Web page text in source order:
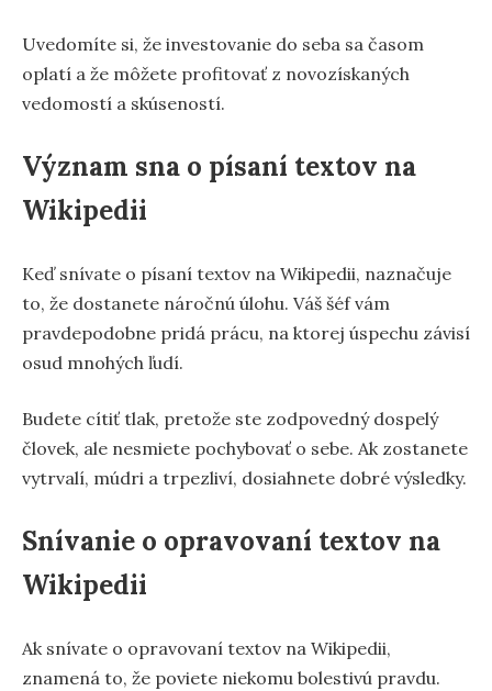
Uvedomíte si, že investovanie do seba sa časom
oplatí a že môžete profitovať z novozískaných
vedomostí a skúseností.
Význam sna o písaní textov na
Wikipedii
Keď snívate o písaní textov na Wikipedii, naznačuje
to, že dostanete náročnú úlohu. Váš šéf vám
pravdepodobne pridá prácu, na ktorej úspechu závisí
osud mnohých ľudí.
Budete cítiť tlak, pretože ste zodpovedný dospelý
človek, ale nesmiete pochybovať o sebe. Ak zostanete
vytrvalí, múdri a trpezliví, dosiahnete dobré výsledky.
Snívanie o opravovaní textov na
Wikipedii
Ak snívate o opravovaní textov na Wikipedii,
znamená to, že poviete niekomu bolestivú pravdu.